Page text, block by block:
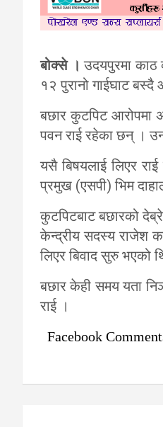
बोक्से । उदयपुरमा काठ
१२ पुरानो गाईघाट
बछार कुटपिट आरोपमा
पवन राई रहेका छन् ।
यसै बिषयलाई लिएर राई
प्रमुख (एसपी) भिम
कुटपिटबाट बछारको
केन्द्रीय सदस्य राजेश
लिएर बिवाद सुरु भएको
बछार केही समय यता
राई ।
Facebook